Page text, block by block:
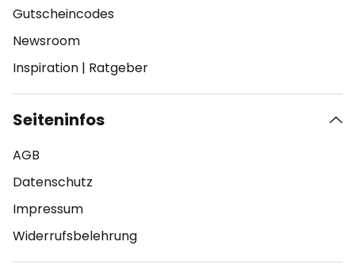
Gutscheincodes
Newsroom
Inspiration | Ratgeber
Seiteninfos
AGB
Datenschutz
Impressum
Widerrufsbelehrung